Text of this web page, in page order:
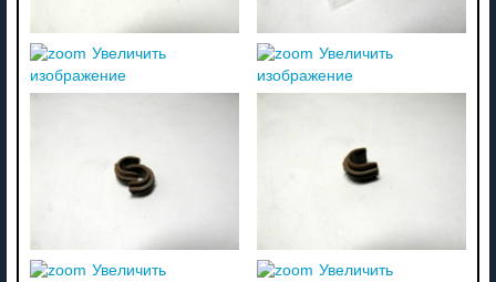
Увеличить
изображение
Увеличить
изображение
Увеличить
Увеличить